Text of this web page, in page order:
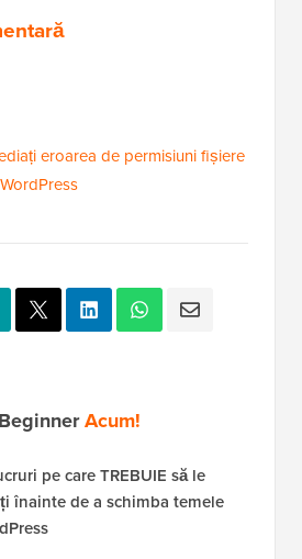
eroarea de permisiuni fișiere
Acum!
pe care TREBUIE să le
înainte de a schimba temele